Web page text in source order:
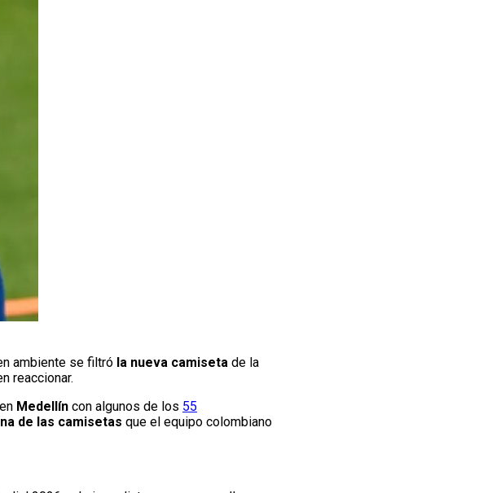
ambiente se filtró la nueva camiseta de la
reaccionar.
Medellín con algunos de los 55
de las camisetas que el equipo colombiano